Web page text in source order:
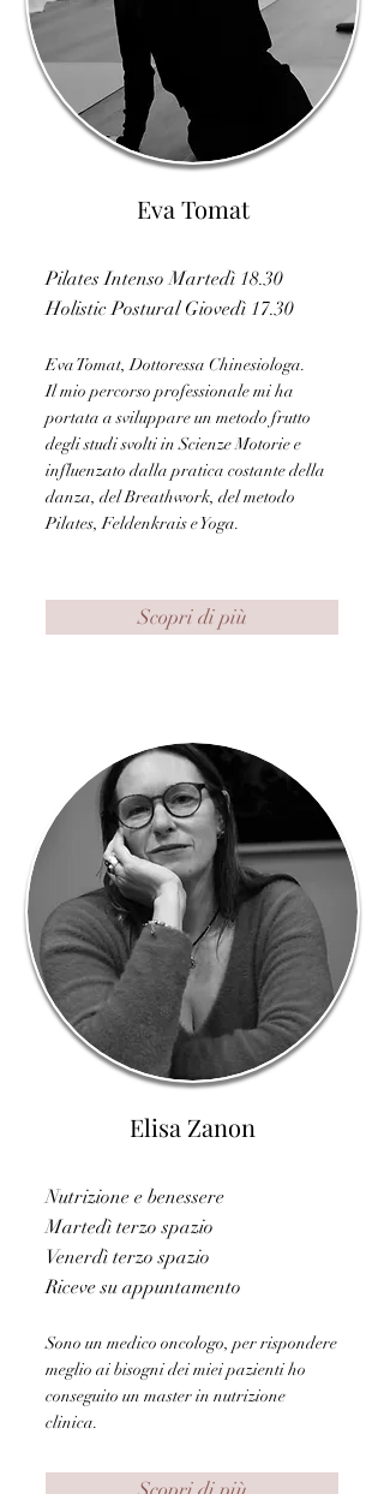
Eva Tomat
Pilates Intenso Martedì 18.30
Holistic Postural Giovedì 17.30
Eva Tomat, Dottoressa Chinesiologa.
Il mio percorso professionale mi ha
portata a sviluppare un metodo frutto
degli studi svolti in Scienze Motorie e
influenzato dalla pratica costante della
danza, del Breathwork, del metodo
Pilates, Feldenkrais e Yoga.
Scopri di più
Elisa Zanon
Nutrizione e benessere
Martedì terzo spazio
Venerdì terzo spazio
Riceve su appuntamento
Sono un medico oncologo, per rispondere
meglio ai bisogni dei miei pazienti ho
conseguito un master in nutrizione
clinica.